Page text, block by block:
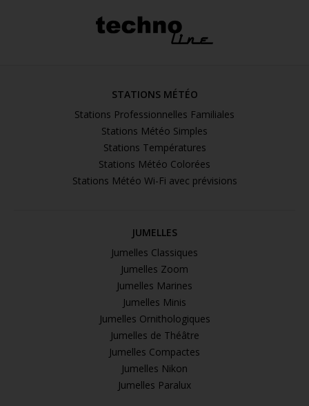
STATIONS MÉTÉO
Stations Professionnelles Familiales
Stations Météo Simples
Stations Températures
Stations Météo Colorées
Stations Météo Wi-Fi avec prévisions
JUMELLES
Jumelles Classiques
Jumelles Zoom
Jumelles Marines
Jumelles Minis
Jumelles Ornithologiques
Jumelles de Théâtre
Jumelles Compactes
Jumelles Nikon
Jumelles Paralux